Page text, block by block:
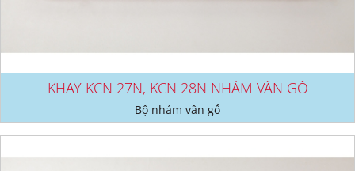
KHAY KCN 27N, KCN 28N NHÁM VÂN GỖ
Bộ nhám vân gỗ